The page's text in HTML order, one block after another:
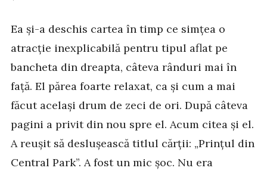
Ea și-a deschis cartea în timp ce simțea o
atracție inexplicabilă pentru tipul aflat pe
bancheta din dreapta, câteva rânduri mai în
față. El părea foarte relaxat, ca și cum a mai
făcut același drum de zeci de ori. După câteva
pagini a privit din nou spre el. Acum citea și el.
A reușit să deslușească titlul cărții: „Prințul din
Central Park”. A fost un mic șoc. Nu era